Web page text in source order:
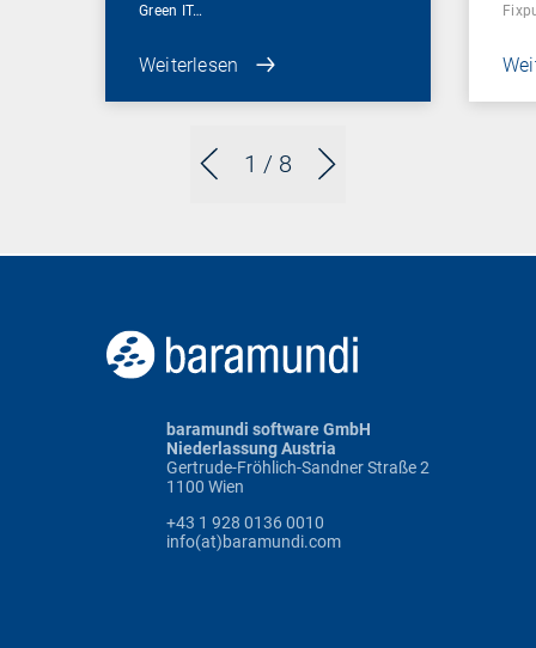
1 / 8
Green IT…
Weiterlesen
baramundi software GmbH
Niederlassung Austria
Gertrude-Fröhlich-Sandner Straße 2
1100 Wien
+43 1 928 0136 0010
info(at)baramundi.com